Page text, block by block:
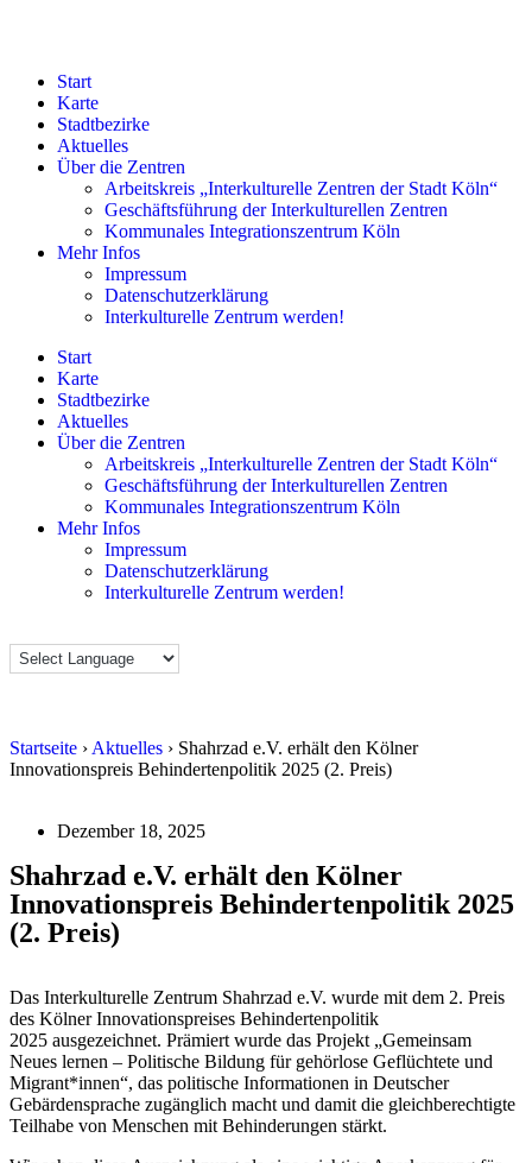
Start
Karte
Stadtbezirke
Aktuelles
Über die Zentren
Arbeitskreis „Interkulturelle Zentren der Stadt Köln“
Geschäftsführung der Interkulturellen Zentren
Kommunales Integrationszentrum Köln
Mehr Infos
Impressum
Datenschutzerklärung
Interkulturelle Zentrum werden!
Start
Karte
Stadtbezirke
Aktuelles
Über die Zentren
Arbeitskreis „Interkulturelle Zentren der Stadt Köln“
Geschäftsführung der Interkulturellen Zentren
Kommunales Integrationszentrum Köln
Mehr Infos
Impressum
Datenschutzerklärung
Interkulturelle Zentrum werden!
Startseite › Aktuelles › Shahrzad e.V. erhält den Kölner
Innovationspreis Behindertenpolitik 2025 (2. Preis)
Dezember 18, 2025
Shahrzad e.V. erhält den Kölner
Innovationspreis Behindertenpolitik 2025
(2. Preis)
Das Interkulturelle Zentrum Shahrzad e.V. wurde mit dem 2. Preis
des Kölner Innovationspreises Behindertenpolitik
2025 ausgezeichnet. Prämiert wurde das Projekt „Gemeinsam
Neues lernen – Politische Bildung für gehörlose Geflüchtete und
Migrant*innen“, das politische Informationen in Deutscher
Gebärdensprache zugänglich macht und damit die gleichberechtigte
Teilhabe von Menschen mit Behinderungen stärkt.